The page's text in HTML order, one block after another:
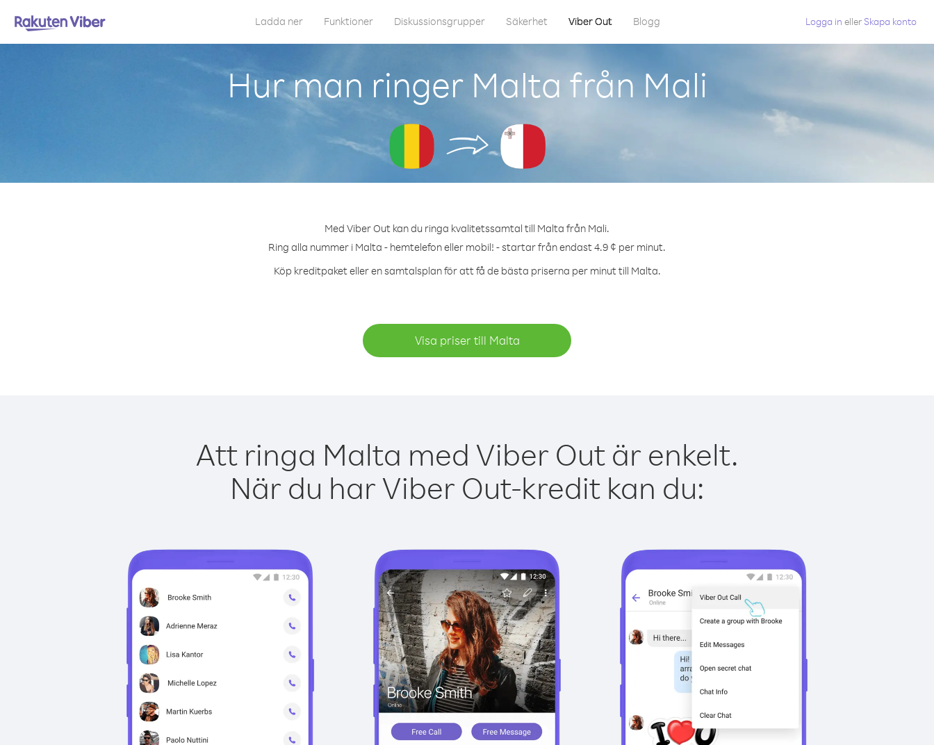
Ladda ner Funktioner Diskussionsgrupper Säkerhet Viber Out Blogg Logga in eller Skapa konto
Hur man ringer Malta från Mali
Med Viber Out kan du ringa kvalitetssamtal till Malta från Mali.
Ring alla nummer i Malta - hemtelefon eller mobil! - startar från endast 4.9 ¢ per minut.
Köp kreditpaket eller en samtalsplan för att få de bästa priserna per minut till Malta.
Visa priser till Malta
Att ringa Malta med Viber Out är enkelt.
När du har Viber Out-kredit kan du: